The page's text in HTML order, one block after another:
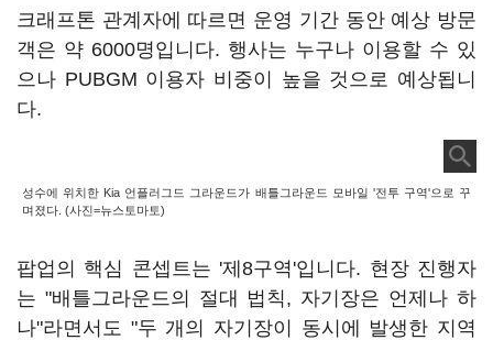
크래프톤 관계자에 따르면 운영 기간 동안 예상 방문
객은 약 6000명입니다. 행사는 누구나 이용할 수 있
으나 PUBGM 이용자 비중이 높을 것으로 예상됩니
다.
성수에 위치한 Kia 언플러그드 그라운드가 배틀그라운드 모바일 '전투 구역'으로 꾸
며졌다. (사진=뉴스토마토)
팝업의 핵심 콘셉트는 '제8구역'입니다. 현장 진행자
는 "배틀그라운드의 절대 법칙, 자기장은 언제나 하
나"라면서도 "두 개의 자기장이 동시에 발생한 지역